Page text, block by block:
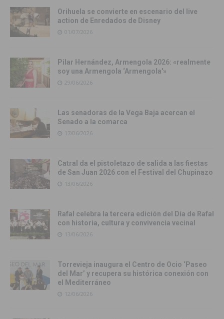
Orihuela se convierte en escenario del live
action de Enredados de Disney
01/07/2026
Pilar Hernández, Armengola 2026: «realmente
soy una Armengola ‘Armengola'»
29/06/2026
Las senadoras de la Vega Baja acercan el
Senado a la comarca
17/06/2026
Catral da el pistoletazo de salida a las fiestas
de San Juan 2026 con el Festival del Chupinazo
13/06/2026
Rafal celebra la tercera edición del Día de Rafal
con historia, cultura y convivencia vecinal
13/06/2026
Torrevieja inaugura el Centro de Ocio ‘Paseo
del Mar’ y recupera su histórica conexión con
el Mediterráneo
12/06/2026